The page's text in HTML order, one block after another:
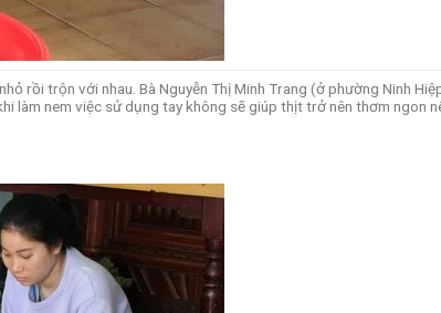
rồi trộn với nhau. Bà Nguyễn Thị Minh Trang (ở phường Ninh
làm nem việc sử dụng tay không sẽ giúp thịt trở nên thơm ngon